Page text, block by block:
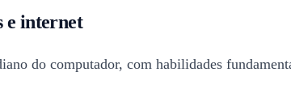
e internet
do computador, com habilidades